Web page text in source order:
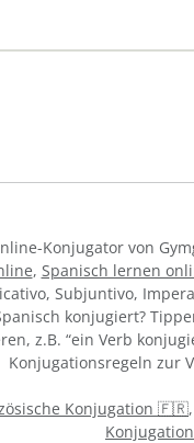
Konjugator von
, Spanisch lernen
Subjuntivo,
konjugiert?
z.B. “ein Verb
Konjugationsregeln zur
Konjugation 🇫🇷,